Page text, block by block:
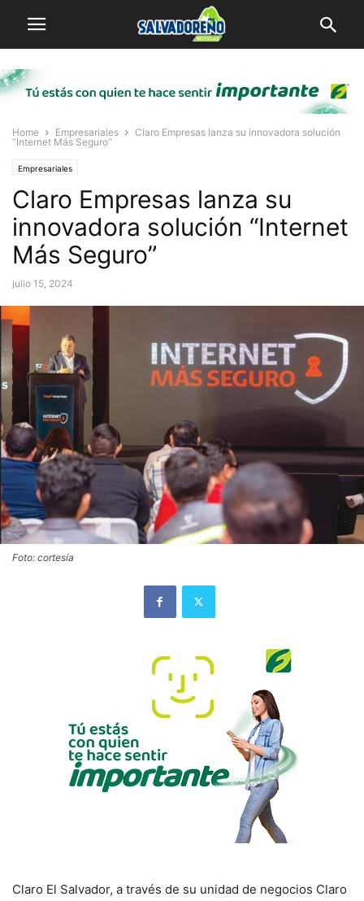
Home Empresariales
Claro Empresas lanza su innovadora solución
“Internet Más Seguro”
Empresariales
Claro Empresas lanza su
innovadora solución “Internet
Más Seguro”
julio 15, 2024
Foto: cortesía
Claro El Salvador, a través de su unidad de negocios Claro